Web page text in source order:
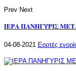
Prev Next
ΙΕΡΑ ΠΑΝΗΓΥΡΙΣ
04-08-2021 Εορτές